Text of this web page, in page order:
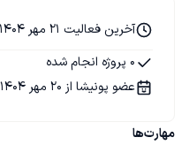
مهارت‌ها
آخرین فعالیت 21 مهر 1404
0 پروژه انجام شده
عضو پونیشا از 20 مهر 1404